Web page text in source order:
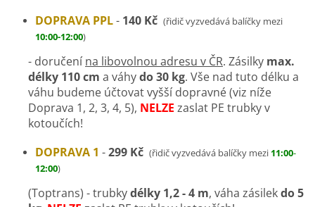
DOPRAVA PPL- 140 Kč (řidič vyzvedává balíčky mezi
10:00-12:00)
- doručení na libovolnou adresu v ČR. Zásilky max.
délky 110 cm a váhydo 30 kg. Vše nad tuto délku a
váhu budeme účtovat vyšší dopravné (viz níže
Doprava 1, 2, 3, 4, 5), NELZE zaslat PE trubky v
kotoučích!
DOPRAVA 1 -299 Kč (řidič vyzvedává balíčky mezi 11:00-
12:00)
(Toptrans) - trubkydélky 1,2 - 4 m, váha zásilekdo 5